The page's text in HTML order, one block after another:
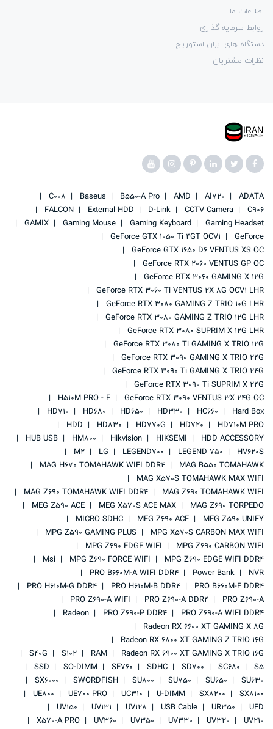
اطلاعات ما
روابط سرمایه گذاری
دستگاه های ایران استوریج
نظرات مشتریان
ADATA
AI720
AMD
B550-A Pro
Baseus
C008
C906
CCTV Camera
D-Link
External HDD
FALCON
Gaming Headset
Gaming Keyboard
Gaming Mouse
GAMIX
GeForce
GeForce GTX 1050 Ti 4GT OCV1
GeForce GTX 1650 D6 VENTUS XS OC
GeForce RTX 2060 VENTUS GP OC
GeForce RTX 3060 GAMING X 12G
GeForce RTX 3060 Ti VENTUS 2X 8G OCV1 LHR
GeForce RTX 3080 GAMING Z TRIO 10G LHR
GeForce RTX 3080 GAMING Z TRIO 12G LHR
GeForce RTX 3080 SUPRIM X 12G LHR
GeForce RTX 3080 Ti GAMING X TRIO 12G
GeForce RTX 3090 GAMING X TRIO 24G
GeForce RTX 3090 Ti GAMING X TRIO 24G
GeForce RTX 3090 Ti SUPRIM X 24G
GeForce RTX 3090 VENTUS 3X 24G OC
H510M PRO - E
Hard Box
HC660
HD330
HD650
HD680
HD710
HD710M PRO
HD720
HD770G
HD830
HDD
HDD ACCESSORY
HIKSEMI
Hikvision
HM800
HUB USB
HV620S
LEGEND 750
LEGEND700
LG
M2
MAG B550 TOMAHAWK
MAG H670 TOMAHAWK WIFI DDR4
MAG X570S TOMAHAWK MAX WIFI
MAG Z690 TOMAHAWK WIFI
MAG Z690 TOMAHAWK WIFI DDR4
MAG Z690 TORPEDO
MEG X570S ACE MAX
MEG Z590 ACE
MEG Z590 UNIFY
MEG Z690 ACE
MICRO SDHC
MPG X570S CARBON MAX WIFI
MPG Z590 GAMING PLUS
MPG Z690 CARBON WIFI
MPG Z690 EDGE WIFI
MPG Z690 EDGE WIFI DDR4
MPG Z690 FORCE WIFI
Msi
NVR
Power Bank
PRO B660M-A WIFI DDR4
PRO B660M-E DDR4
PRO H610M-B DDR4
PRO H610M-G DDR4
PRO Z690-A
PRO Z690-A DDR4
PRO Z690-A WIFI
PRO Z690-A WIFI DDR4
PRO Z690-P DDR4
Radeon
Radeon RX 6600 XT GAMING X 8G
Radeon RX 6800 XT GAMING Z TRIO 16G
Radeon RX 6900 XT GAMING X TRIO 16G
RAM
S102
S40G
S5
SC680
SD700
SDHC
SE760
SO-DIMM
SSD
SU630
SU650
SU750
SU800
SWORDFISH
SX6000
SX8100
SX8200
U-DIMM
UC310
UE700 PRO
UE800
UFD
UR350
USB Cable
UV128
UV131
UV150
UV210
UV320
UV330
UV350
UV360
X570-A PRO